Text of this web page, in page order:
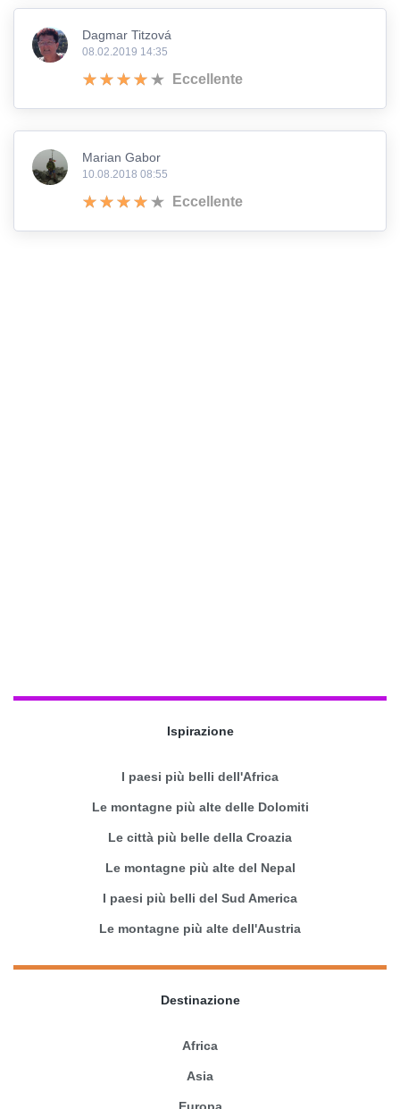
Dagmar Titzová
08.02.2019 14:35
Eccellente
Marian Gabor
10.08.2018 08:55
Eccellente
Ispirazione
I paesi più belli dell'Africa
Le montagne più alte delle Dolomiti
Le città più belle della Croazia
Le montagne più alte del Nepal
I paesi più belli del Sud America
Le montagne più alte dell'Austria
Destinazione
Africa
Asia